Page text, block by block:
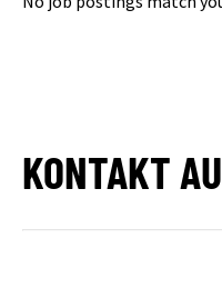
KONTAKT